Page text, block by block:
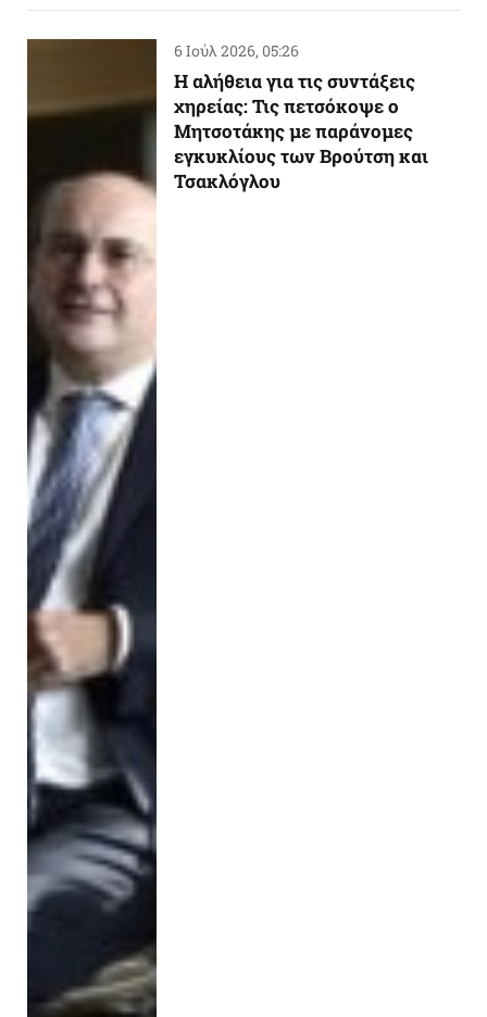
6 Ιούλ 2026, 05:26
Η αλήθεια για τις συντάξεις
χηρείας: Τις πετσόκοψε ο
Μητσοτάκης με παράνομες
εγκυκλίους των Βρούτση και
Τσακλόγλου